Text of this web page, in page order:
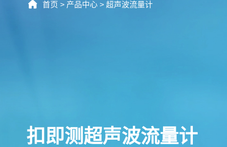
首页 > 产品中心 >超声波流量计
扣即测超声波流量计